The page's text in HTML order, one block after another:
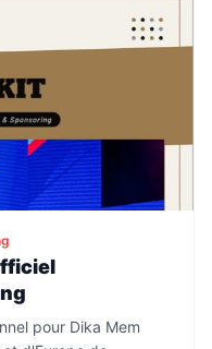
pour Dika Mem